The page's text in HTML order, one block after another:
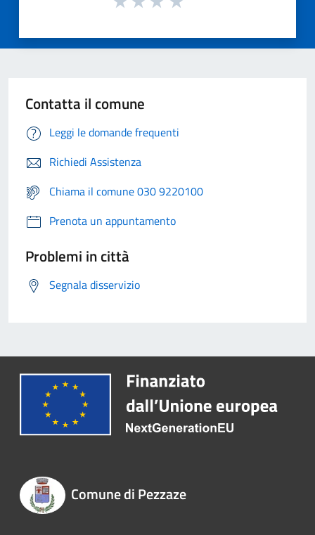
Contatta il comune
Leggi le domande frequenti
Richiedi Assistenza
Chiama il comune 030 9220100
Prenota un appuntamento
Problemi in città
Segnala disservizio
Comune di Pezzaze